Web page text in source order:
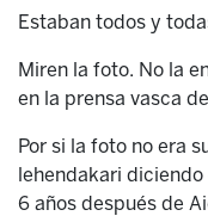
Estaban todos y
Miren la foto. No la
en la prensa vasca
Por si la foto no era
lehendakari
6 años después de